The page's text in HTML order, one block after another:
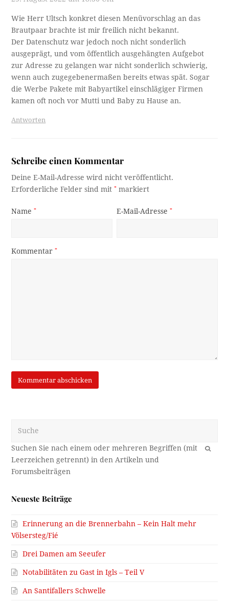
Wie Herr Ultsch konkret diesen Menüvorschlag an das
Brautpaar brachte ist mir freilich nicht bekannt.
Der Datenschutz war jedoch noch nicht sonderlich
ausgeprägt, und vom öffentlich ausgehängten Aufgebot
zur Adresse zu gelangen war nicht sonderlich schwierig,
wenn auch zugegebenermaßen bereits etwas spät. Sogar
die Werbe Pakete mit Babyartikel einschlägiger Firmen
kamen oft noch vor Mutti und Baby zu Hause an.
Antworten
Schreibe einen Kommentar
Deine E-Mail-Adresse wird nicht veröffentlicht.
Erforderliche Felder sind mit* markiert
Name* E-Mail-Adresse*
Kommentar*
OK
Neueste Beiträge
Erinnerung an die Brennerbahn – Kein Halt mehr
Völsersteg/Fié
Drei Damen am Seeufer
Notabilitäten zu Gast in Igls – Teil V
An Santifallers Schwelle